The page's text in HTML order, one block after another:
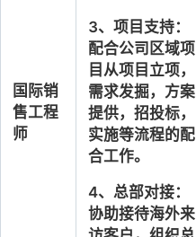
国际销
售工程
师
3、 项目支持：
配合公司区域项
目从项目立项，
需求发掘，方案
提供，招投标，
实施等流程的配
合工作。
4、 总部对接：
协助接待海外来